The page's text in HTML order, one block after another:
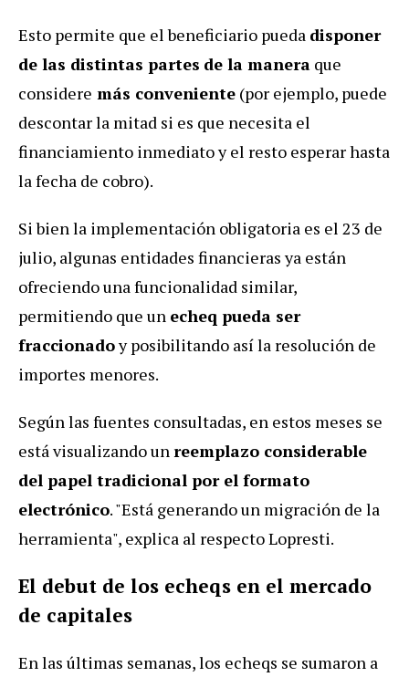
Esto permite que el beneficiario pueda disponer
de las distintas partes de la manera que
considere más conveniente (por ejemplo, puede
descontar la mitad si es que necesita el
financiamiento inmediato y el resto esperar hasta
la fecha de cobro).
Si bien la implementación obligatoria es el 23 de
julio, algunas entidades financieras ya están
ofreciendo una funcionalidad similar,
permitiendo que un echeq pueda ser
fraccionadoy posibilitando así la resolución de
importes menores.
Según las fuentes consultadas, en estos meses se
está visualizando unreemplazo considerable
del papel tradicional por el formato
electrónico."Está generando un migración de la
herramienta", explica al respecto Lopresti.
El debut de los echeqs en el mercado
de capitales
En las últimas semanas, los echeqs se sumaron a